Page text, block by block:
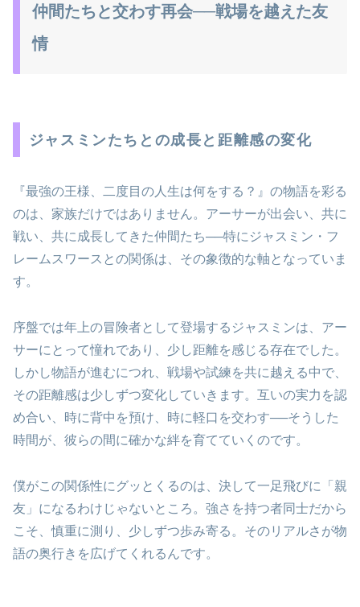
仲間たちと交わす再会──戦場を越えた友
情
ジャスミンたちとの成長と距離感の変化
『最強の王様、二度目の人生は何をする？』の物語を彩る
のは、家族だけではありません。アーサーが出会い、共に
戦い、共に成長してきた仲間たち──特にジャスミン・フ
レームスワースとの関係は、その象徴的な軸となっていま
す。
序盤では年上の冒険者として登場するジャスミンは、アー
サーにとって憧れであり、少し距離を感じる存在でした。
しかし物語が進むにつれ、戦場や試練を共に越える中で、
その距離感は少しずつ変化していきます。互いの実力を認
め合い、時に背中を預け、時に軽口を交わす──そうした
時間が、彼らの間に確かな絆を育てていくのです。
僕がこの関係性にグッとくるのは、決して一足飛びに「親
友」になるわけじゃないところ。強さを持つ者同士だから
こそ、慎重に測り、少しずつ歩み寄る。そのリアルさが物
語の奥行きを広げてくれるんです。